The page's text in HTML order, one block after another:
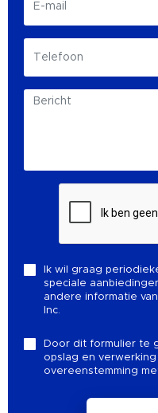
Ik wil graag
speciale
andere informatie
Inc.
Door dit formulier te
opslag en
overeenstemming